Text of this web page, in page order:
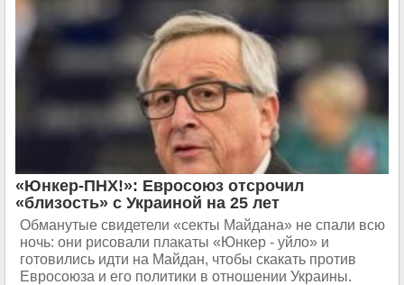
«Юнкер-ПНХ!»: Евросоюз отсрочил
«близость» с Украиной на 25 лет
Обманутые свидетели «секты Майдана» не спали всю
ночь: они рисовали плакаты «Юнкер - уйло» и
готовились идти на Майдан, чтобы скакать против
Евросоюза и его политики в отношении Украины.